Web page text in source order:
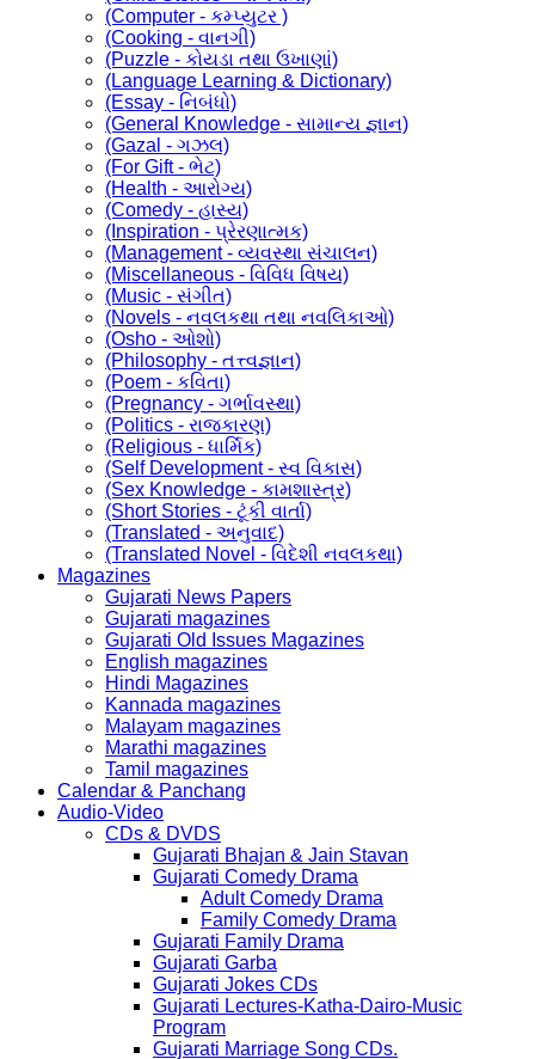
(Computer - કમ્પ્યુટર )
(Cooking - વાનગી)
(Puzzle - કોયડા તથા ઉખાણાં)
(Language Learning & Dictionary)
(Essay - નિબંધો)
(General Knowledge - સામાન્ય જ્ઞાન)
(Gazal - ગઝલ)
(For Gift - ભેટ)
(Health - આરોગ્ય)
(Comedy - હાસ્ય)
(Inspiration - પ્રેરણાત્મક)
(Management - વ્યવસ્થા સંચાલન)
(Miscellaneous - વિવિધ વિષય)
(Music - સંગીત)
(Novels - નવલકથા તથા નવલિકાઓ)
(Osho - ઓશો)
(Philosophy - તત્ત્વજ્ઞાન)
(Poem - કવિતા)
(Pregnancy - ગર્ભાવસ્થા)
(Politics - રાજકારણ)
(Religious - ધાર્મિક)
(Self Development - સ્વ વિકાસ)
(Sex Knowledge - કામશાસ્ત્ર)
(Short Stories - ટૂંકી વાર્તા)
(Translated - અનુવાદ)
(Translated Novel - વિદેશી નવલકથા)
Magazines
Gujarati News Papers
Gujarati magazines
Gujarati Old Issues Magazines
English magazines
Hindi Magazines
Kannada magazines
Malayam magazines
Marathi magazines
Tamil magazines
Calendar & Panchang
Audio-Video
CDs & DVDS
Gujarati Bhajan & Jain Stavan
Gujarati Comedy Drama
Adult Comedy Drama
Family Comedy Drama
Gujarati Family Drama
Gujarati Garba
Gujarati Jokes CDs
Gujarati Lectures-Katha-Dairo-Music
Program
Gujarati Marriage Song CDs.